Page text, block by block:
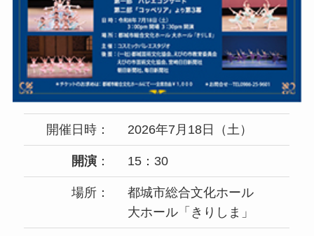
開催日時： 2026年7月18日（土）
開演： 15：30
場所：
都城市総合文化ホール
大ホール「きりしま」